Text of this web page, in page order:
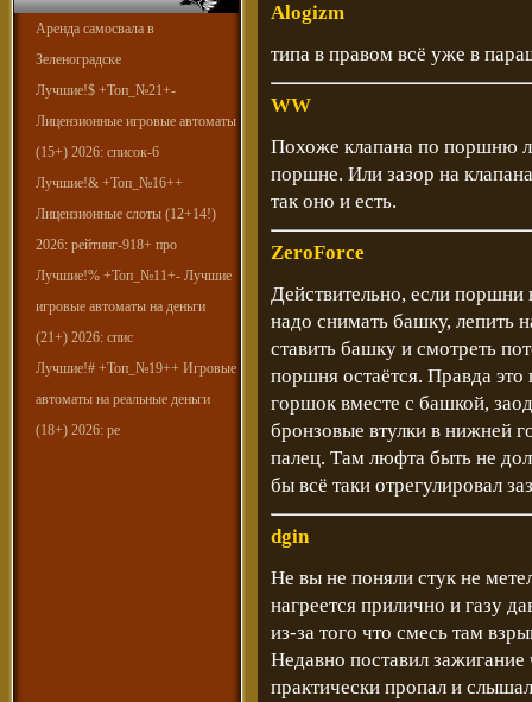
Аренда самосвала в
Зеленоградске
Лучшие!$ +Топ_№21+-
Лицензионные игровые автоматы
(15+) 2026: список-6
Лучшие!& +Топ_№16++
Лицензионные слоты (12+14!)
2026: рейтинг-918+ про
Лучшие!% +Топ_№11+- Лучшие
игровые автоматы на деньги
(21+) 2026: спис
Лучшие!# +Топ_№19++ Игровые
автоматы на реальные деньги
(18+) 2026: ре
Alogizm
типа в правом всё уже в
WW
Похоже клапана по поршню
поршне. Или зазор на
так оно и есть.
ZeroForce
Действительно, если поршни
надо снимать башку, лепить
ставить башку и смотреть
поршня остаётся. Правда
горшок вместе с башкой,
бронзовые втулки в нижней
палец. Там люфта быть не
бы всё таки отрегулировал
dgin
Не вы не поняли стук не
нагреется прилично и газу
из-за того что смесь там
Недавно поставил
практически пропал и